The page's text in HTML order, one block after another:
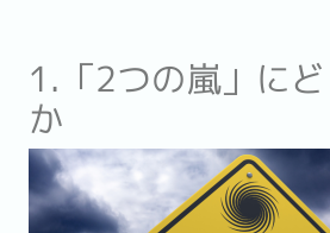
1.「2つの嵐」に
か